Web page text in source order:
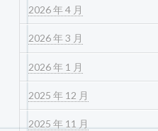
2026 年 4 月
2026 年 3 月
2026 年 1 月
2025 年 12 月
2025 年 11 月